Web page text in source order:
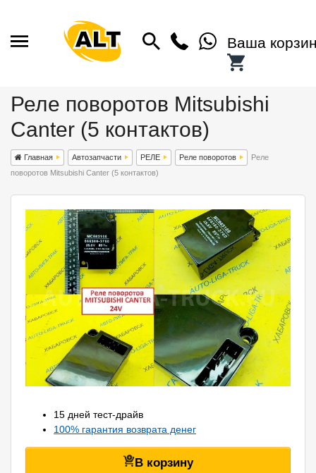
Ваша
Реле поворотов Mitsubishi
Canter (5 контактов)
Главная Автозапчасти РЕЛЕ Реле поворотов
Реле
поворотов Mitsubishi Canter (5 контактов)
15 дней тест-драйв
100% гарантия возврата денег
В корзину